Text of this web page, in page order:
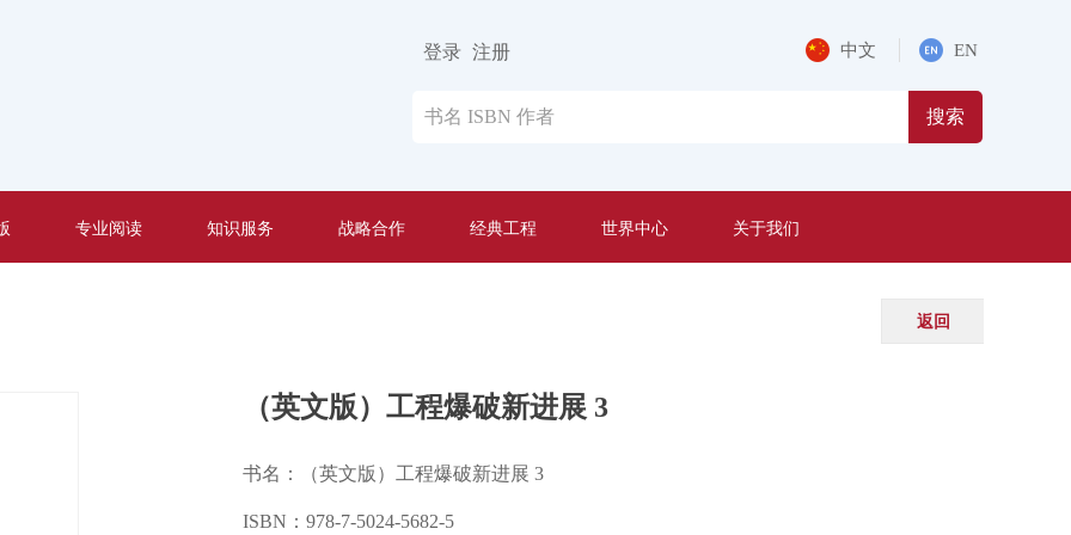
搜索
中文 EN
登录 注册
专业阅读 知识服务 战略合作 经典工程 世界中心 关于我们
（英文版）工程爆破新进展 3
书名：（英文版）工程爆破新进展 3
ISBN：978-7-5024-5682-5
返回